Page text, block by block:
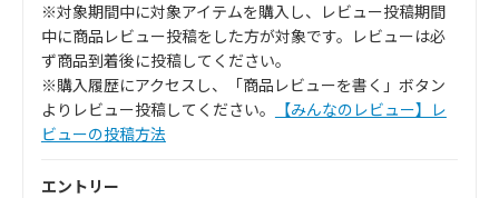
※対象期間中に対象アイテムを購入し、レビュー投稿期間
中に商品レビュー投稿をした方が対象です。レビューは必
ず商品到着後に投稿してください。
※購入履歴にアクセスし、「商品レビューを書く」ボタン
よりレビュー投稿してください。
【みんなのレビュー】レ
ビューの投稿方法
エントリー